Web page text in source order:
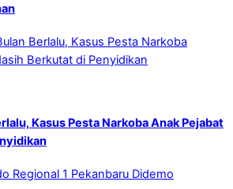
Kasus Pesta Narkoba Anak Pejabat